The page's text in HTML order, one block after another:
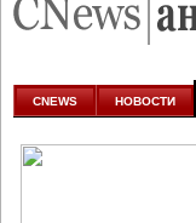
аналитике
CNEWS НОВОСТИ